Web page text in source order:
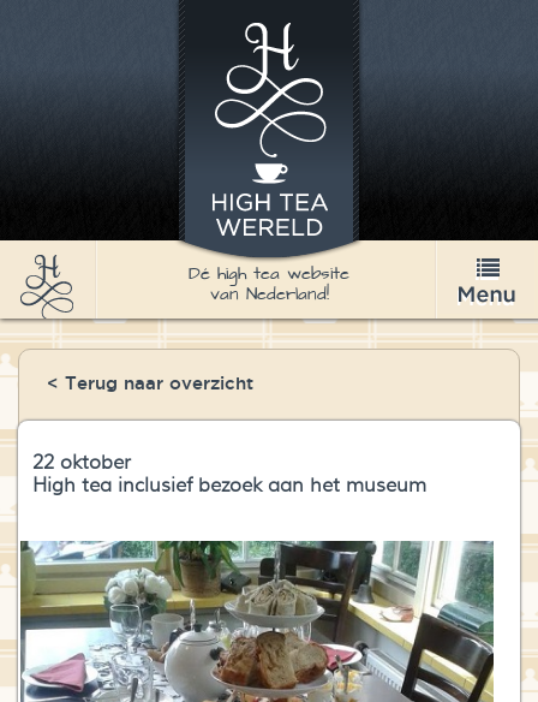
High Tea
Recepten
Thee
Blog
Over High Tea Wereld
Contact
Dé high tea website
van Nederland!
< Terug naar overzicht
22 oktober
High tea inclusief bezoek aan het museum